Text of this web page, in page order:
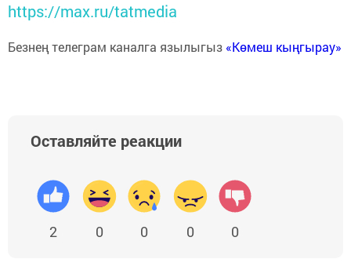
https://max.ru/tatmedia
Безнең телеграм каналга язылыгыз «Көмеш кыңгырау»
Оставляйте реакции
2 0 0 0 0